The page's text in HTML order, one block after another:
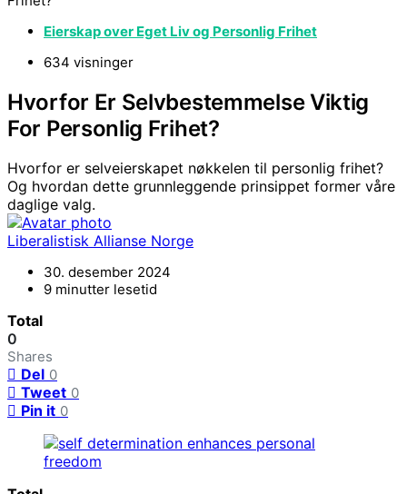
Eierskap over Eget Liv og Personlig Frihet
634 visninger
Hvorfor Er Selvbestemmelse Viktig
For Personlig Frihet?
Hvorfor er selveierskapet nøkkelen til personlig frihet?
Og hvordan dette grunnleggende prinsippet former våre
daglige valg.
Liberalistisk Allianse Norge
30. desember 2024
9 minutter lesetid
Total
0
Shares
Del 0
Tweet 0
Pin it 0